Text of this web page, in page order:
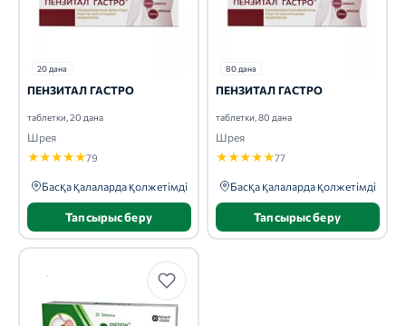
20 дана
ПЕНЗИТАЛ ГАСТРО
таблетки, 20 дана
Шрея
★★★★★79
Басқа қалаларда қолжетімді
Тапсырыс беру
80 дана
ПЕНЗИТАЛ ГАСТРО
таблетки, 80 дана
Шрея
★★★★★77
Басқа қалаларда қолжетімді
Тапсырыс беру